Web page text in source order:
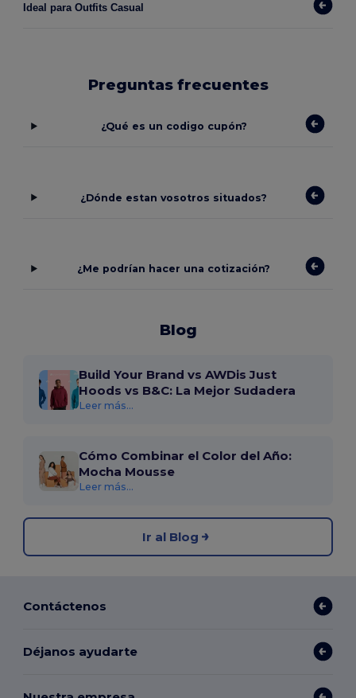
Ideal para Outfits Casual
Preguntas frecuentes
¿Qué es un codigo cupón?
¿Dónde estan vosotros situados?
¿Me podrían hacer una cotización?
Blog
Build Your Brand vs AWDis Just
Hoods vs B&C: La Mejor Sudadera
Leer más...
Cómo Combinar el Color del Año:
Mocha Mousse
Leer más...
Ir al Blog
Contáctenos
Déjanos ayudarte